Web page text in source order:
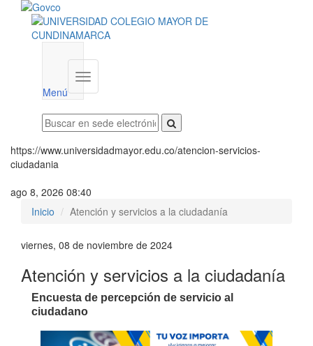
Menú
Menú
institucional
https://www.universidadmayor.edu.co/atencion-servicios-
ciudadania
ago 8, 2026 08:40
Inicio
Atención y servicios a la ciudadanía
viernes, 08 de noviembre de 2024
Atención y servicios a la ciudadanía
Encuesta de percepción de servicio al
ciudadano